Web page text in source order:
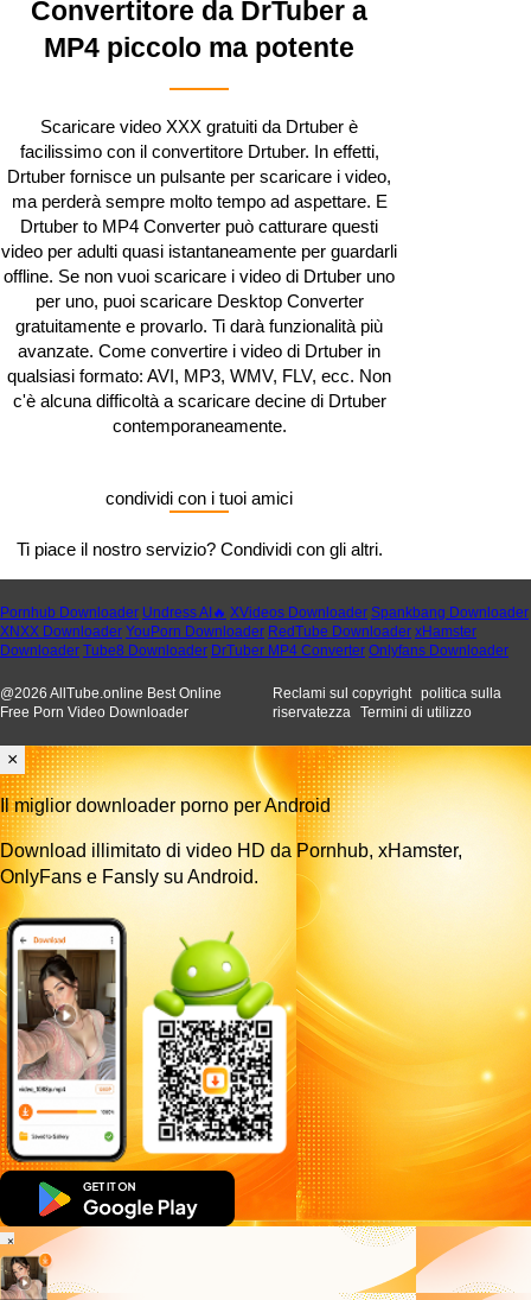
Convertitore da DrTuber a
MP4 piccolo ma potente
Scaricare video XXX gratuiti da Drtuber è
facilissimo con il convertitore Drtuber. In effetti,
Drtuber fornisce un pulsante per scaricare i video,
ma perderà sempre molto tempo ad aspettare. E
Drtuber to MP4 Converter può catturare questi
video per adulti quasi istantaneamente per guardarli
offline. Se non vuoi scaricare i video di Drtuber uno
per uno, puoi scaricare Desktop Converter
gratuitamente e provarlo. Ti darà funzionalità più
avanzate. Come convertire i video di Drtuber in
qualsiasi formato: AVI, MP3, WMV, FLV, ecc. Non
c'è alcuna difficoltà a scaricare decine di Drtuber
contemporaneamente.
condividi con i tuoi amici
Ti piace il nostro servizio? Condividi con gli altri.
Pornhub Downloader Undress AI🔥 XVideos Downloader Spankbang Downloader
XNXX Downloader YouPorn Downloader RedTube Downloader xHamster
Downloader Tube8 Downloader DrTuber MP4 Converter Onlyfans Downloader
@2026 AllTube.online Best Online
Free Porn Video Downloader
Reclami sul copyright
politica sulla
riservatezza
Termini di utilizzo
×
Il miglior downloader porno per Android
Download illimitato di video HD da Pornhub, xHamster,
OnlyFans e Fansly su Android.
×